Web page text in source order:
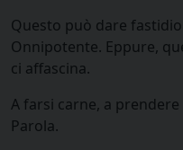
Questo può dare fastidio
Onnipotente. Eppure,
ci affascina.
A farsi carne, a
Parola.